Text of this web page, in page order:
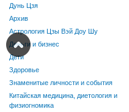
Дунь Цзя
Архив
Астрология Цзы Вэй Доу Шу
Деньги и бизнес
Дети
Здоровье
Знаменитые личности и события
Китайская медицина, диетология и
физиогномика